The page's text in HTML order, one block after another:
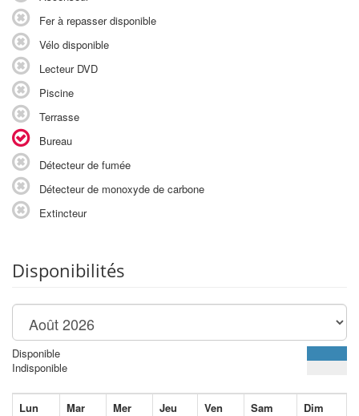
Fer à repasser disponible
Vélo disponible
Lecteur DVD
Piscine
Terrasse
Bureau
Détecteur de fumée
Détecteur de monoxyde de carbone
Extincteur
Disponibilités
Disponible
Indisponible
Lun Mar Mer Jeu Ven Sam
Dim